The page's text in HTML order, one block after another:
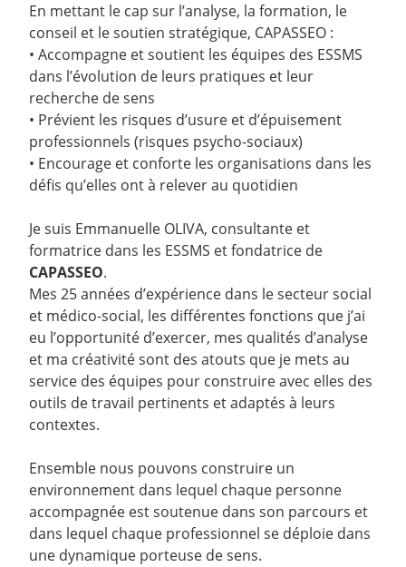
En mettant le cap sur l’analyse, la formation, le
conseil et le soutien stratégique, CAPASSEO :
• Accompagne et soutient les équipes des ESSMS
dans l’évolution de leurs pratiques et leur
recherche de sens
• Prévient les risques d’usure et d’épuisement
professionnels (risques psycho-sociaux)
• Encourage et conforte les organisations dans les
défis qu’elles ont à relever au quotidien
Je suis Emmanuelle OLIVA, consultante et
formatrice dans les ESSMS et fondatrice de
CAPASSEO.
Mes 25 années d’expérience dans le secteur social
et médico-social, les différentes fonctions que j’ai
eu l’opportunité d’exercer, mes qualités d’analyse
et ma créativité sont des atouts que je mets au
service des équipes pour construire avec elles des
outils de travail pertinents et adaptés à leurs
contextes.
Ensemble nous pouvons construire un
environnement dans lequel chaque personne
accompagnée est soutenue dans son parcours et
dans lequel chaque professionnel se déploie dans
une dynamique porteuse de sens.